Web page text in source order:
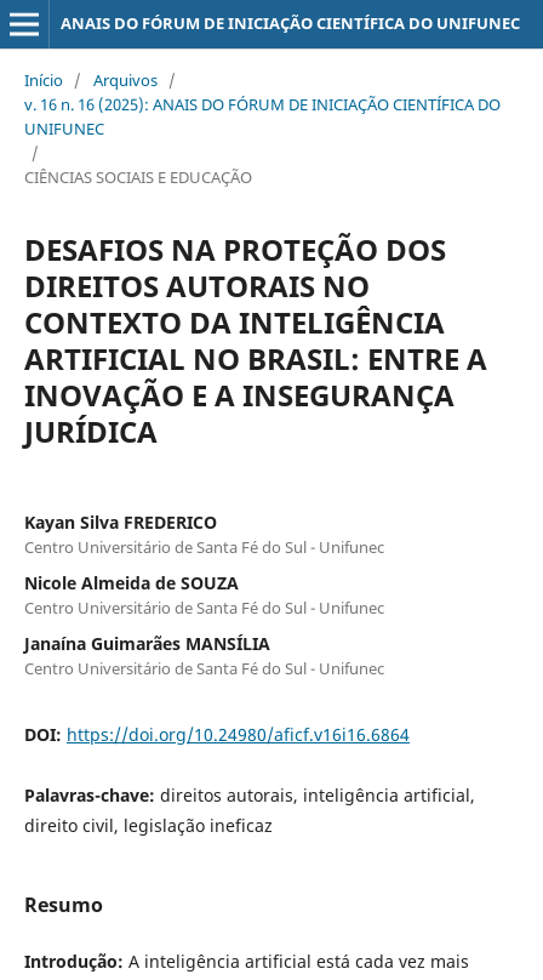
ANAIS DO FÓRUM DE INICIAÇÃO CIENTÍFICA DO UNIFUNEC
Início / Arquivos /
v. 16 n. 16 (2025): ANAIS DO FÓRUM DE INICIAÇÃO CIENTÍFICA DO
UNIFUNEC
/
CIÊNCIAS SOCIAIS E EDUCAÇÃO
DESAFIOS NA PROTEÇÃO DOS
DIREITOS AUTORAIS NO
CONTEXTO DA INTELIGÊNCIA
ARTIFICIAL NO BRASIL: ENTRE A
INOVAÇÃO E A INSEGURANÇA
JURÍDICA
Kayan Silva FREDERICO
Centro Universitário de Santa Fé do Sul - Unifunec
Nicole Almeida de SOUZA
Centro Universitário de Santa Fé do Sul - Unifunec
Janaína Guimarães MANSÍLIA
Centro Universitário de Santa Fé do Sul - Unifunec
DOI: https://doi.org/10.24980/aficf.v16i16.6864
Palavras-chave: direitos autorais, inteligência artificial,
direito civil, legislação ineficaz
Resumo
Introdução: A inteligência artificial está cada vez mais